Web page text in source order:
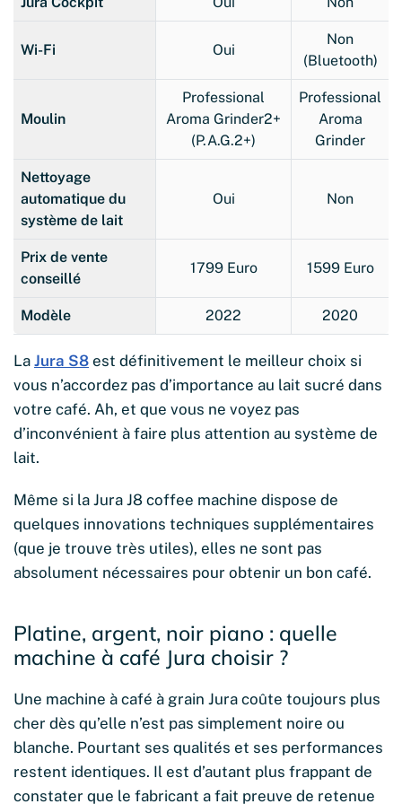
Wi-Fi Oui
Non
(Bluetooth)
Moulin
Professional
Aroma Grinder2+
(P.A.G.2+)
Professional
Aroma
Grinder
Nettoyage
automatique du
système de lait
Oui Non
Prix ​​de vente
conseillé
1799 Euro 1599 Euro
Modèle 2022 2020
La Jura S8 est définitivement le meilleur choix si
vous n’accordez pas d’importance au lait sucré dans
votre café. Ah, et que vous ne voyez pas
d’inconvénient à faire plus attention au système de
lait.
Même si la Jura J8 coffee machine dispose de
quelques innovations techniques supplémentaires
(que je trouve très utiles), elles ne sont pas
absolument nécessaires pour obtenir un bon café.
Platine, argent, noir piano : quelle
machine à café Jura choisir ?
Une machine à café à grain Jura coûte toujours plus
cher dès qu’elle n’est pas simplement noire ou
blanche. Pourtant ses qualités et ses performances
restent identiques. Il est d’autant plus frappant de
constater que le fabricant a fait preuve de retenue